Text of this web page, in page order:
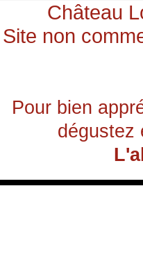
Château
Site non
Pour bien
dégustez